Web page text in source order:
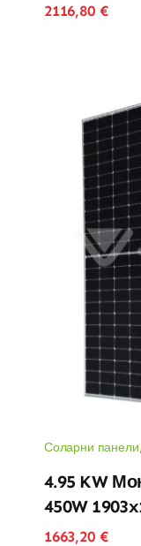
2116,80 €
Соларни панели
4.95 KW
450W
1663,20 €